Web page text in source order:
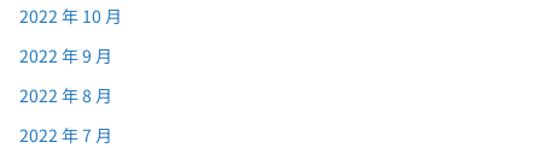
2022 年 10 月
2022 年 9 月
2022 年 8 月
2022 年 7 月